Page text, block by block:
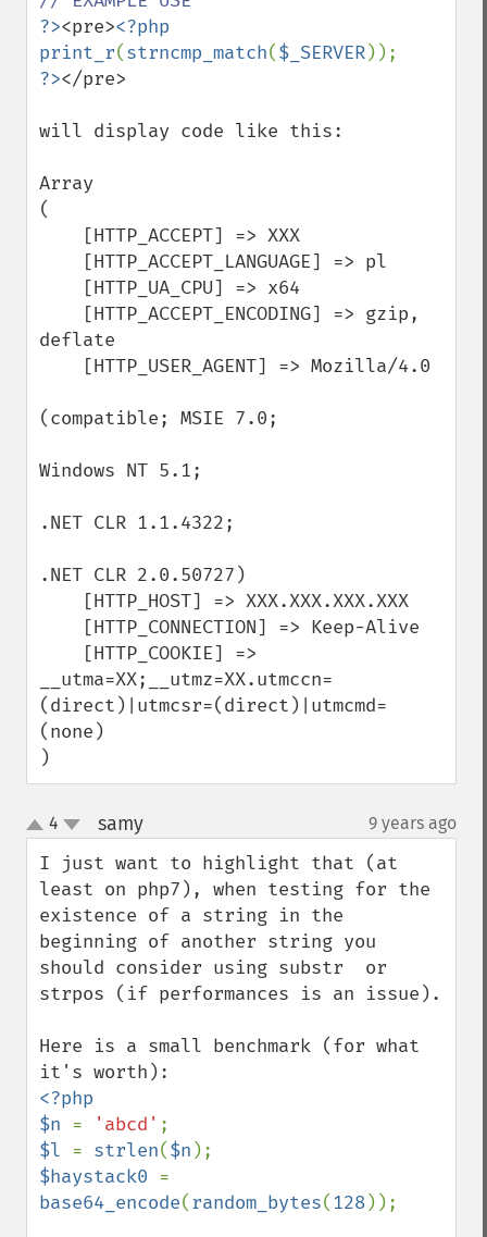
?><pre><?php
print_r(strncmp_match($_SERVER
?></pre>
will display code like this:
Array
(
deflate
(compatible; MSIE 7.0;
Windows NT 5.1;
.NET CLR 1.1.4322;
.NET CLR 2.0.50727)
__utma=XX;__utmz=XX.utmccn=
(direct)|utmcsr=(direct)|utmcmd=
(none)
)
up
down
4 samy¶ 9 years ago
I just want to highlight that (at
least on php7), when testing for the
existence of a string in the
beginning of another string you
should consider using substr  or
strpos (if performances is an issue).
Here is a small benchmark (for what
<?php
$n = 'abcd'
$l = strlen($n
$haystack0
base64_encode(random_bytes(128));